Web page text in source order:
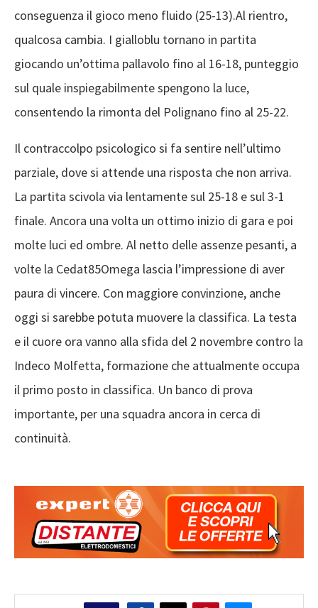
conseguenza il gioco meno fluido (25-13).Al rientro,
qualcosa cambia. I gialloblu tornano in partita
giocando un’ottima pallavolo fino al 16-18, punteggio
sul quale inspiegabilmente spengono la luce,
consentendo la rimonta del Polignano fino al 25-22.
Il contraccolpo psicologico si fa sentire nell’ultimo
parziale, dove si attende una risposta che non arriva.
La partita scivola via lentamente sul 25-18 e sul 3-1
finale. Ancora una volta un ottimo inizio di gara e poi
molte luci ed ombre. Al netto delle assenze pesanti, a
volte la Cedat85Omega lascia l’impressione di aver
paura di vincere. Con maggiore convinzione, anche
oggi si sarebbe potuta muovere la classifica. La testa
e il cuore ora vanno alla sfida del 2 novembre contro la
Indeco Molfetta, formazione che attualmente occupa
il primo posto in classifica. Un banco di prova
importante, per una squadra ancora in cerca di
continuità.